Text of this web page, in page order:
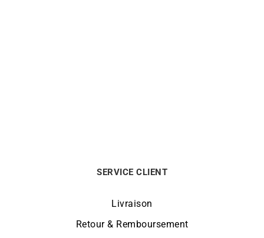
SERVICE CLIENT
Livraison
Retour & Remboursement